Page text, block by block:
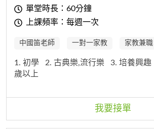
單堂時長：60分鐘
上課頻率：每週一次
中國笛老師 一對一家教 家教兼職
1. 初學 2. 古典樂,流行樂 3. 培養興趣
歲以上
我要接單